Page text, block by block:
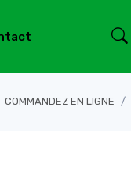
COMMANDEZ EN LIGNE